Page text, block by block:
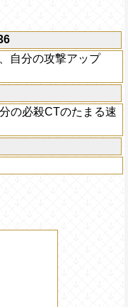
自分の攻撃アップ
の必殺CTのたまる速